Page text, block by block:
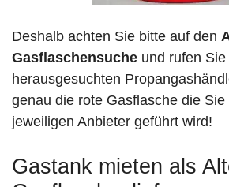
Deshalb achten Sie bitte auf den
Gasflaschensuche und rufen
herausgesuchten
genau die rote Gasflasche die Sie
jeweiligen Anbieter geführt wird!
Gastank mieten als